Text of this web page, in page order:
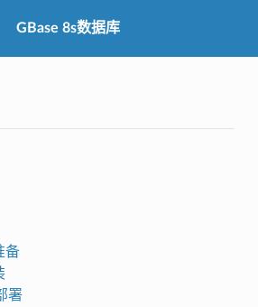
GBase 8s数据库
备
署